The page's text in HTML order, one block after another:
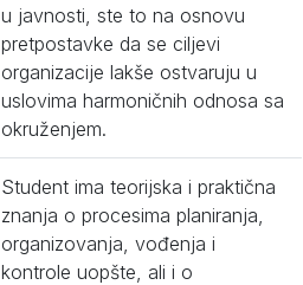
u javnosti, ste to na osnovu
pretpostavke da se ciljevi
organizacije lakše ostvaruju u
uslovima harmoničnih odnosa sa
okruženjem.
Student ima teorijska i praktična
znanja o procesima planiranja,
organizovanja, vođenja i
kontrole uopšte, ali i o